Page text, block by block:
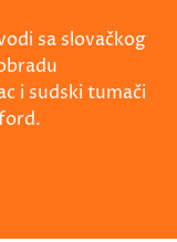
sa slovačkog
i sudski tumači